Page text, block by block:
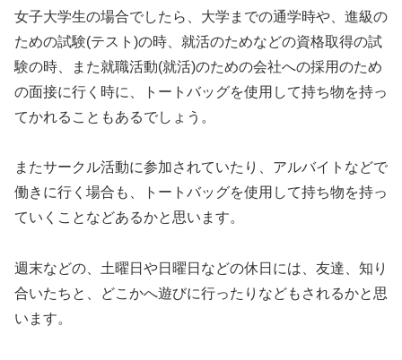
女子大学生の場合でしたら、大学までの通学時や、進級の
ための試験(テスト)の時、就活のためなどの資格取得の試
験の時、また就職活動(就活)のための会社への採用のため
の面接に行く時に、トートバッグを使用して持ち物を持っ
てかれることもあるでしょう。
またサークル活動に参加されていたり、アルバイトなどで
働きに行く場合も、トートバッグを使用して持ち物を持っ
ていくことなどあるかと思います。
週末などの、土曜日や日曜日などの休日には、友達、知り
合いたちと、どこかへ遊びに行ったりなどもされるかと思
います。